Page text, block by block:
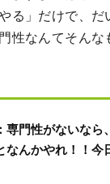
る」だけで、
性なんてそんな
専門性がないなら
なんかやれ！！今